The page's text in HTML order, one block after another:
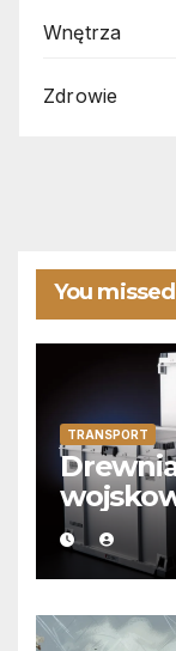
Wnętrza
Zdrowie
You missed
TRANSPORT